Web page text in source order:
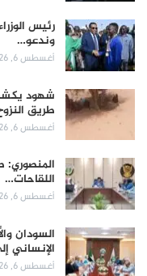
رئيس
وندعو…
أغسطس 6, 2026
طريق
أغسطس 6, 2026
المنصوري:
اللقاحات…
أغسطس 6, 2026
السودان
الإنساني
أغسطس 6, 2026